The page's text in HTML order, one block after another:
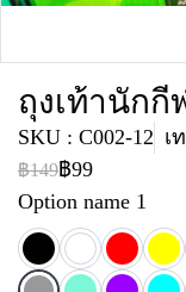
ถุงเท้านักกี
SKU : C002-12 เ
฿149฿99
Option name 1